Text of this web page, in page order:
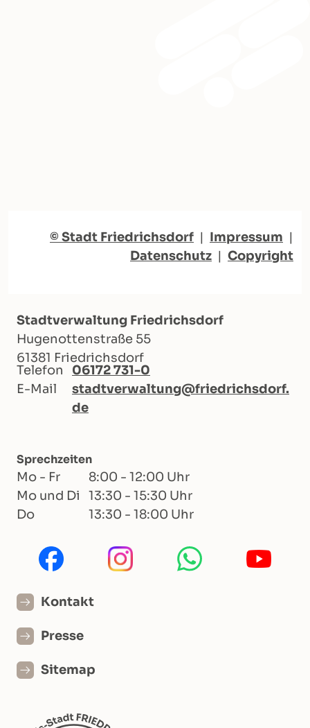
© Stadt Friedrichsdorf | Impressum |
Datenschutz | Copyright
Stadtverwaltung Friedrichsdorf
Hugenottenstraße 55
61381 Friedrichsdorf
Telefon
06172 731-0
E-Mail
stadtverwaltung@friedrichsdorf.
de
Sprechzeiten
Mo - Fr
8:00 - 12:00 Uhr
Mo und Di
13:30 - 15:30 Uhr
Do
13:30 - 18:00 Uhr
Kontakt
Presse
Sitemap